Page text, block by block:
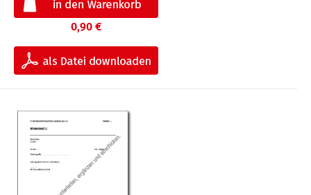
0,90 €